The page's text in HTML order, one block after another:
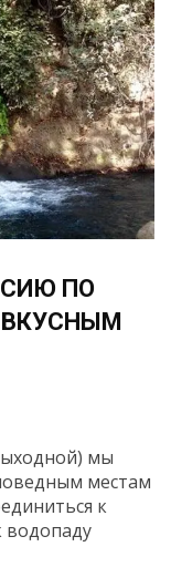
ПО
мы
местам
к
водопаду